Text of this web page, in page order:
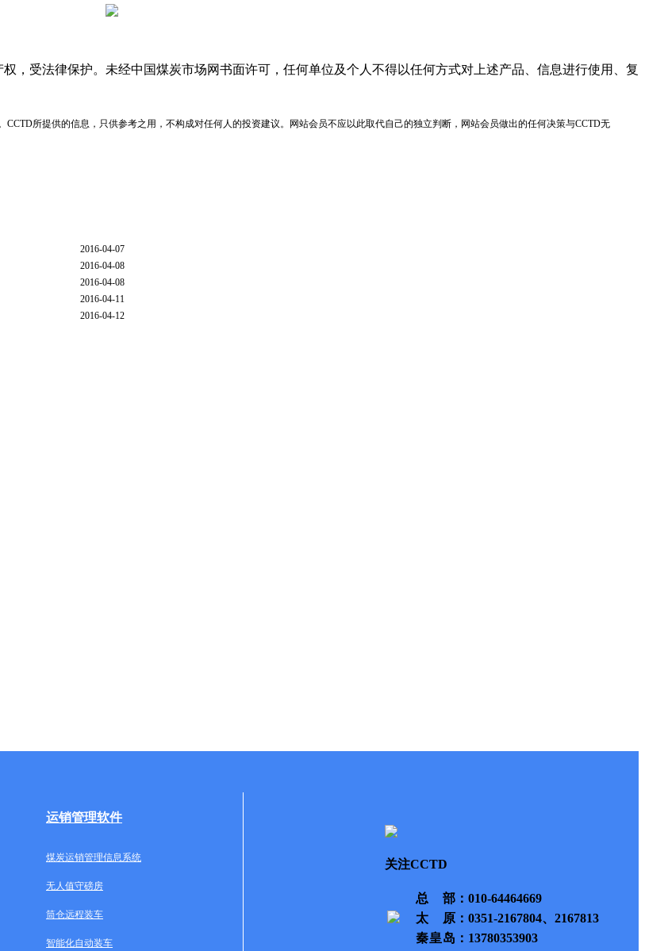
，受法律保护。未经中国煤炭市场网书面许可，任何单位及个人不得以任何方式对上述产品、信息进行使用、复
所提供的信息，只供参考之用，不构成对任何人的投资建议。网站会员不应以此取代自己的独立判断，网站会员做出的任何决策与CCTD无
2016-04-07
2016-04-08
2016-04-08
2016-04-11
2016-04-12
运销管理软件
煤炭运销管理信息系统
无人值守磅房
筒仓远程装车
智能化自动装车
关注CCTD
总部 ：010-64464669
太原 ：0351-2167804、2167813
秦皇岛 ：13780353903